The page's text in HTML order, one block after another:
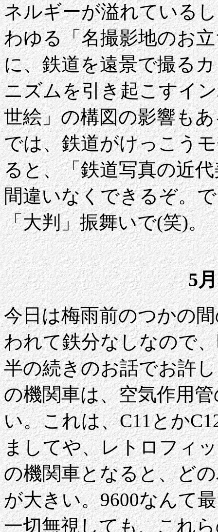
ネルギーが溢れている
わゆる「名撮影地のお
に、鉄道を遠景で撮る
ニズムを引き起こすイ
世絵」の構図の影響も
では、鉄道がけっこう
ると、「鉄道写真の近
間違いなくできるぞ。
「大判」振舞いで(笑)。
5
今日は梅雨前のつかの
われて鉄分なしなので
半の続きのお話でお許
の機関車は、空気作用
い。これは、C11とか
ましてや、レトロフィ
の機関車となると、ど
が大きい。9600なんて
一切無視しても、これ